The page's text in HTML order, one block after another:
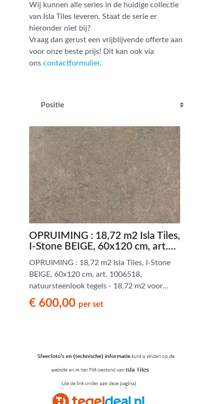
Wij kunnen alle series in de huidige collectie
van Isla Tiles leveren. Staat de serie er
hieronder niet bij?
Vraag dan gerust een vrijblijvende offerte aan
voor onze beste prijs! Dit kan ook via
ons contactformulier.
OPRUIMING : 18,72 m2 Isla Tiles,
I-Stone BEIGE, 60x120 cm, art.
1006518, natuursteenlook tegels -
18,72 m2 voor 600,00 euro
OPRUIMING : 18,72 m2 Isla Tiles, I-Stone
BEIGE, 60x120 cm, art. 1006518,
natuursteenlook tegels - 18,72 m2 voor
600,00 euro - 1e keus en A-kwaliteit
€ 600,00 per set